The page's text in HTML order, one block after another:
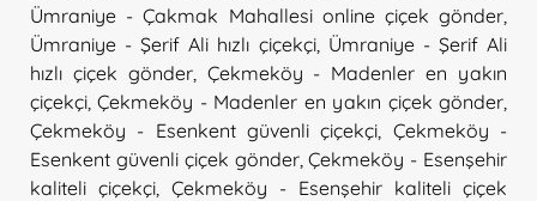
Ümraniye - Çakmak Mahallesi online çiçek gönder
Ümraniye - Şerif Ali hızlı çiçekçi, Ümraniye - Şerif Ali
hızlı çiçek gönder, Çekmeköy - Madenler en yakın
çiçekçi ,Çekmeköy - Madenler en yakın çiçek gönder
Çekmeköy - Esenkent güvenli çiçekçi
Çekmeköy -
Esenkent güvenli çiçek gönder,Çekmeköy - Esenşehir
kaliteli çiçekçi
Çekmeköy - Esenşehir kaliteli çiçek